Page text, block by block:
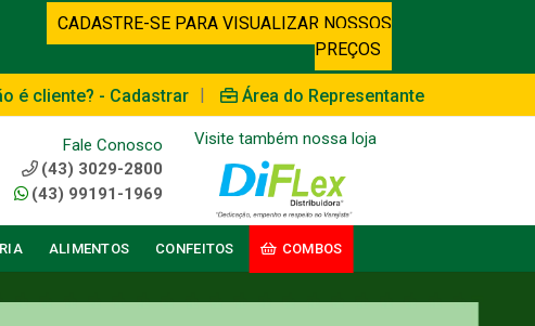
CADASTRE-SE PARA VISUALIZAR NOSSOS
PREÇOS
é cliente? - Cadastrar | Área do Representante
Fale Conosco
(43) 3029-2800
(43) 99191-1969
Visite também nossa loja
ALIMENTOS CONFEITOS COMBOS